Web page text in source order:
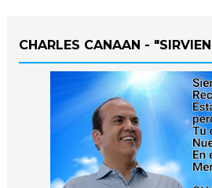
CHARLES CANAAN -